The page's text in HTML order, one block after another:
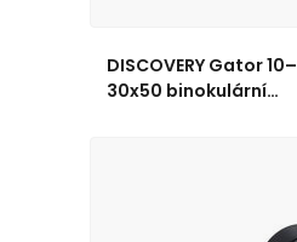
DISCOVERY Gator 10–
30x50 binokulární